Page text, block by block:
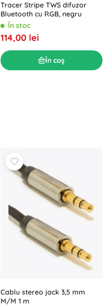
Tracer Stripe TWS difuzor
Bluetooth cu RGB, negru
În stoc
114,00 lei
În coș
Cablu stereo jack 3,5 mm
M/M 1 m